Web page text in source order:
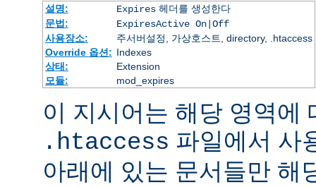
설명: Expires헤더를 생성한다
문법:
ExpiresActive On|Off
사용장소:
주서버설정, 가상호스트, directory, .htaccess
Override 옵션: Indexes
상태:
Extension
모듈:
mod_expires
이 지시어는 해당 영역에
.htaccess 파일에서 사
아래에 있는 문서들만 해